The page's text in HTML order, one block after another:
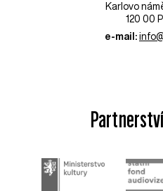
Karlovo
120 00
e-mail: